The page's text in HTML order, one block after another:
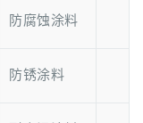
防腐蚀涂料
防锈涂料